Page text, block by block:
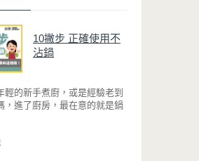
10撇步 正確使用不
沾鍋
輕的新手煮廚，或是經驗老到
，進了廚房，最在意的就是鍋
就深受普羅大眾的喜愛，而鍋